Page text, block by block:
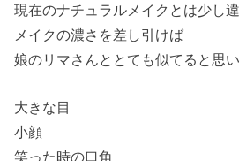
現在のナチュラルメイクとは少し
メイクの濃さを差し引けば
娘のリマさんととても似てると思い
大きな目
小顔
笑った時の口角